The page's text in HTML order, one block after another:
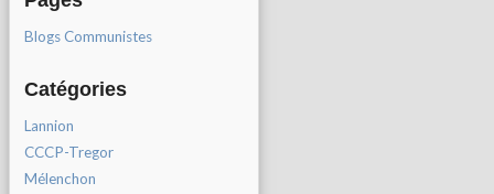
Blogs Communistes
Catégories
Lannion
CCCP-Tregor
Mélenchon